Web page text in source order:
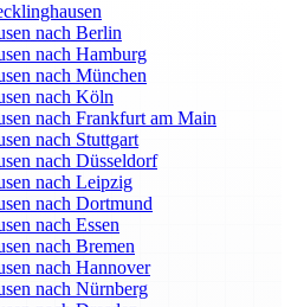
nach Berlin
nach Hamburg
nach München
nach Köln
nach Frankfurt am Main
nach Stuttgart
nach Düsseldorf
nach Leipzig
nach Dortmund
nach Essen
nach Bremen
nach Hannover
nach Nürnberg